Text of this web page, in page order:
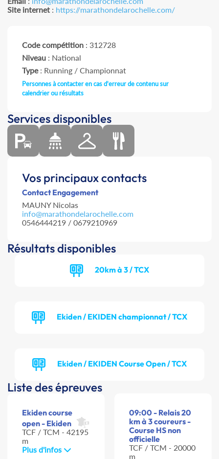
Site internet : https://marathondelarochelle.com/
Code compétition : 312728
Niveau : National
Type: Running / Championnat
Personnes à contacter en cas d'erreur de contenu sur
calendrier ou résultats
Services disponibles
Vos principaux contacts
Contact Engagement
MAUNY Nicolas
info@marathondelarochelle.com
0546444219 / 0679210969
Résultats disponibles
20km à 3 / TCX
Ekiden / EKIDEN championnat / TCX
Ekiden / EKIDEN Course Open / TCX
Liste des épreuves
Ekiden course
open - Ekiden
TCF / TCM - 42195
m
Plus d'infos
09:00 - Relais 20
km à 3 coureurs -
Course HS non
officielle
TCF / TCM - 20000
m